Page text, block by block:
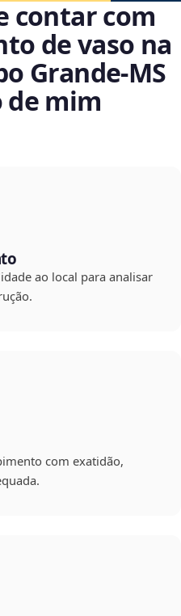
contar com
de vaso na
Grande‑MS
mim
ao local para analisar
com exatidão,